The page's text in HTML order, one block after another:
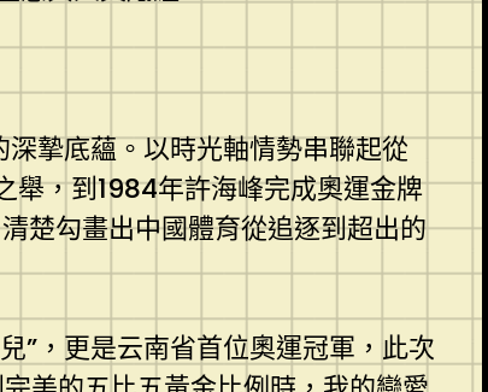
摯底蘊。以時光軸情勢串聯起從
舉，到1984年許海峰完成奧運金牌
楚勾畫出中國體育從追逐到超出的
”，更是云南省首位奧運冠軍，此次